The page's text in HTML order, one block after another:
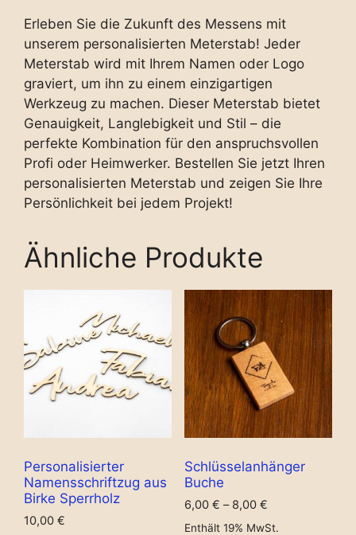
Erleben Sie die Zukunft des Messens mit
unserem personalisierten Meterstab! Jeder
Meterstab wird mit Ihrem Namen oder Logo
graviert, um ihn zu einem einzigartigen
Werkzeug zu machen. Dieser Meterstab bietet
Genauigkeit, Langlebigkeit und Stil – die
perfekte Kombination für den anspruchsvollen
Profi oder Heimwerker. Bestellen Sie jetzt Ihren
personalisierten Meterstab und zeigen Sie Ihre
Persönlichkeit bei jedem Projekt!
Ähnliche Produkte
Personalisierter
Namensschriftzug aus
Birke Sperrholz
10,00 €
Schlüsselanhänger
Buche
6,00 € – 8,00 €
Enthält 19% MwSt.